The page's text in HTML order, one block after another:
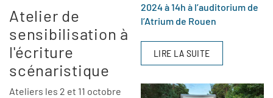
Atelier de
sensibilisation à
l'écriture
scénaristique
Ateliers les 2 et 11 octobre
2024 à 14h à l’auditorium de
l’Atrium de Rouen
LIRE LA SUITE